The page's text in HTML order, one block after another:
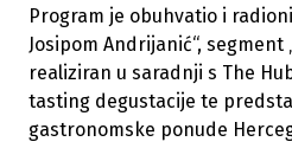
Program je obuhvatio i
Josipom Andrijanić“, segment
realiziran u saradnji s The
tasting degustacije te
gastronomske ponude